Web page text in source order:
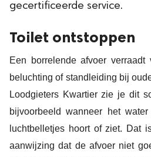
gecertificeerde service.
Toilet ontstoppen
Een borrelende afvoer
beluchting of standleiding bij
Loodgieters Kwartier zie je dit
bijvoorbeeld wanneer het
luchtbelletjes hoort of ziet. Dat
aanwijzing dat de afvoer niet